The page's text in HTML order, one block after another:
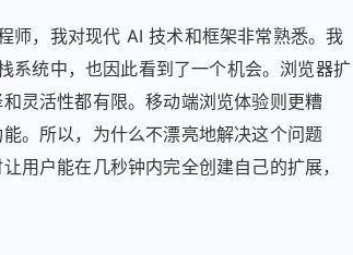
师，我对现代 AI 技术和框架非常熟悉。我
系统中，也因此看到了一个机会。浏览器扩
灵活性都有限。移动端浏览体验则更糟
。所以，为什么不漂亮地解决这个问题
用户能在几秒钟内完全创建自己的扩展，